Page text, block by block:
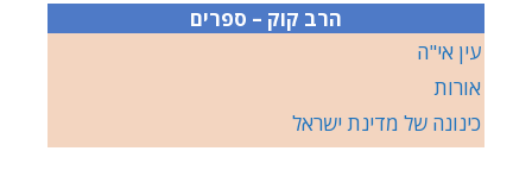
הרב קוק – ספרים
עין אי"ה
אורות
כינונה של מדינת ישראל